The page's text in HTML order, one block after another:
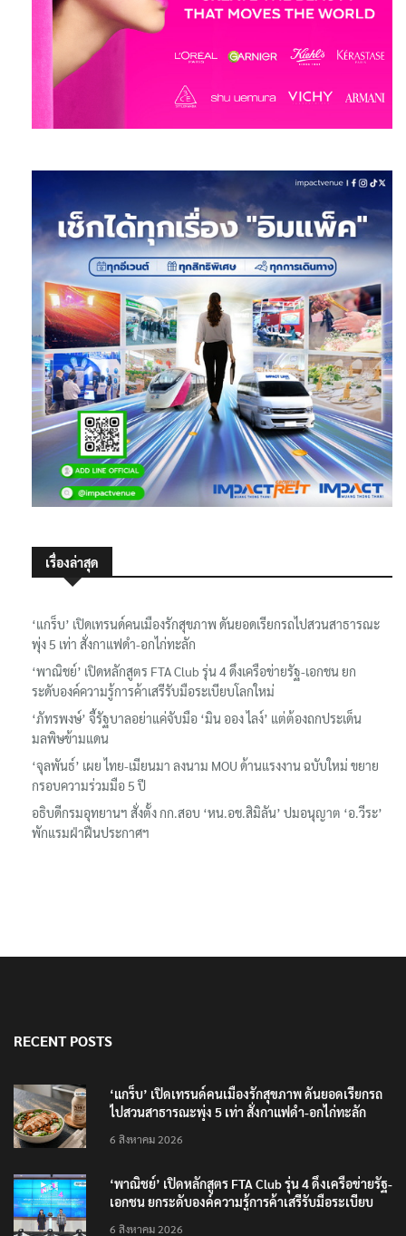
เรื่องล่าสุด
‘แกร็บ’ เปิดเทรนด์คนเมืองรักสุขภาพ ดันยอดเรียกรถไปสวนสาธารณะ
พุ่ง 5 เท่า สั่งกาแฟดำ-อกไก่ทะลัก
‘พาณิชย์’ เปิดหลักสูตร FTA Club รุ่น 4 ดึงเครือข่ายรัฐ-เอกชน ยก
ระดับองค์ความรู้การค้าเสรีรับมือระเบียบโลกใหม่
‘ภัทรพงษ์’ จี้รัฐบาลอย่าแค่จับมือ ‘มิน ออง ไลง์’ แต่ต้องถกประเด็น
มลพิษข้ามแดน
‘จุลพันธ์’ เผย ไทย-เมียนมา ลงนาม MOU ด้านแรงงาน ฉบับใหม่ ขยาย
กรอบความร่วมมือ 5 ปี
อธิบดีกรมอุทยานฯ​ สั่งตั้ง กก.สอบ ‘หน.อช.สิมิลัน’ ปมอนุญาต ‘อ.วีระ’
พักแรมฝ่าฝืนประกาศฯ
RECENT POSTS
‘แกร็บ’ เปิดเทรนด์คนเมืองรักสุขภาพ ดันยอดเรียกรถ
ไปสวนสาธารณะพุ่ง 5 เท่า สั่งกาแฟดำ-อกไก่ทะลัก
6 สิงหาคม 2026
‘พาณิชย์’ เปิดหลักสูตร FTA Club รุ่น 4 ดึงเครือข่ายรัฐ-
เอกชน ยกระดับองค์ความรู้การค้าเสรีรับมือระเบียบ
6 สิงหาคม 2026